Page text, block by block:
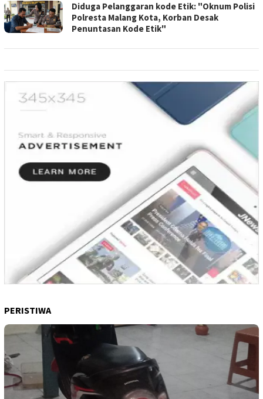
Diduga Pelanggaran kode Etik: "Oknum Polisi
Polresta Malang Kota, Korban Desak
Penuntasan Kode Etik"
PERISTIWA